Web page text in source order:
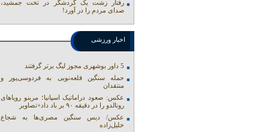
رفتار زشت یک گردشگر در تخت جمشید،
صدای مردم را در آورد!
اخبار ورزشی
5 داور بوشهری مجوز لیگ برتر گرفتند
حمله سنگین قلعه‌نویی به فردوسی‌پور و
منتقدان
عکس: صعود دراماتیک اسپانیا؛ مرینو رویاهای
رونالدو را در دقیقه ۹۰ بر باد داد+تصاویر
عکس/ دیس سنگین مصری‌ها به شجاع
خلیل‌زاده